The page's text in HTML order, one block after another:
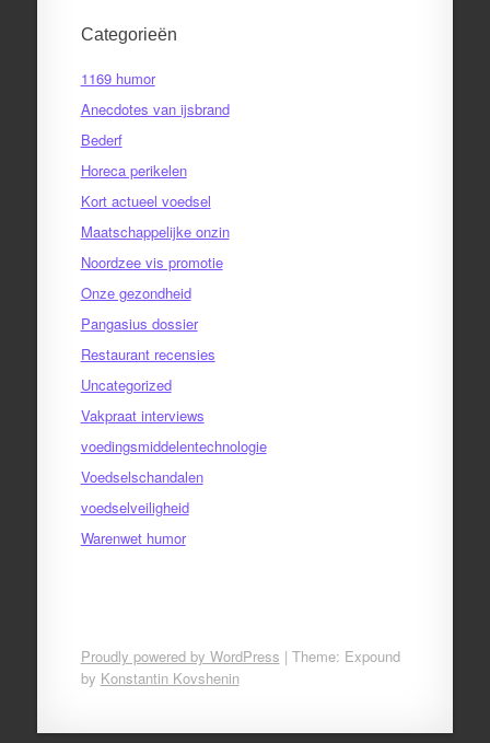
Categorieën
1169 humor
Anecdotes van ijsbrand
Bederf
Horeca perikelen
Kort actueel voedsel
Maatschappelijke onzin
Noordzee vis promotie
Onze gezondheid
Pangasius dossier
Restaurant recensies
Uncategorized
Vakpraat interviews
voedingsmiddelentechnologie
Voedselschandalen
voedselveiligheid
Warenwet humor
Proudly powered by WordPress | Theme: Expound
by Konstantin Kovshenin